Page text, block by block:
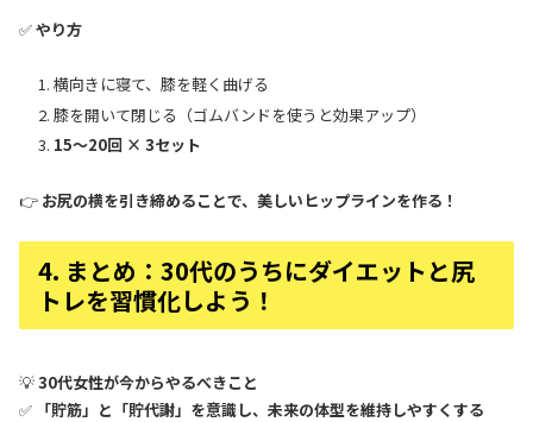
✅やり方
横向きに寝て、膝を軽く曲げる
膝を開いて閉じる（ゴムバンドを使うと効果アップ）
15～20回 × 3セット
👉 お尻の横を引き締めることで、美しいヒップラインを作る！
4. まとめ：30代のうちにダイエットと尻
トレを習慣化しよう！
💡30代女性が今からやるべきこと
✅ 「貯筋」と「貯代謝」を意識し、未来の体型を維持しやすくする